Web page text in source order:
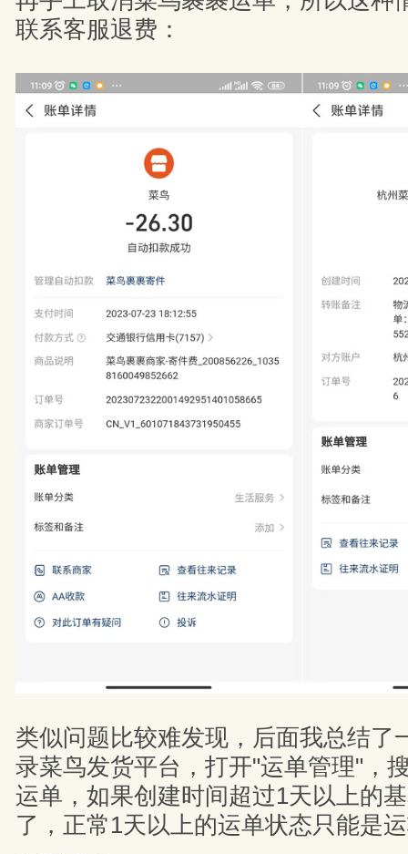
联系客服退费：
类似问题比较难发现，后面我总结了
录菜鸟发货平台，打开"运单管理"，
运单，如果创建时间超过1天以上的
了，正常1天以上的运单状态只能是